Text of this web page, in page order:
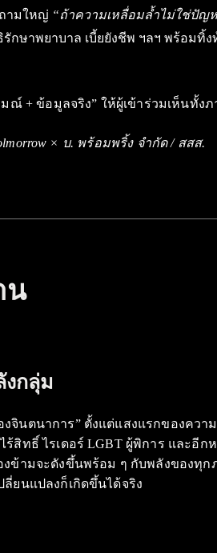
ามใหญ่ “ถ้าความเหลื่อมล้ำไม่ใช่ปัญ
กษาพยาบาล เบี้ยยังชีพ ฯลฯ พร้อมทิ้ง
ณ์ + ข้อมูลจริง” ให้ผู้เข้าร่วมเห็นทั้
× บ. พร้อมพริ้ง จำกัด / สสส.
น
งกลุ่ม
จินตนาการ” ตั้งแต่แสงแรกของควา
สิทธิ์ ไรเดอร์ LGBT ผู้พิการ และอีก
งข้ามจะดังขึ้นพร้อม ๆ กับพลังของทุก
ยนแปลงก็เกิดขึ้นได้จริง